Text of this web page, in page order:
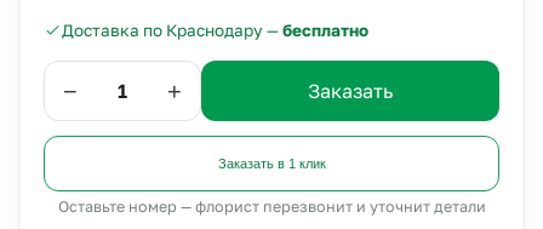
Доставка по Краснодару —бесплатно
− + Заказать
Заказать в 1 клик
Оставьте номер — флорист перезвонит и уточнит детали